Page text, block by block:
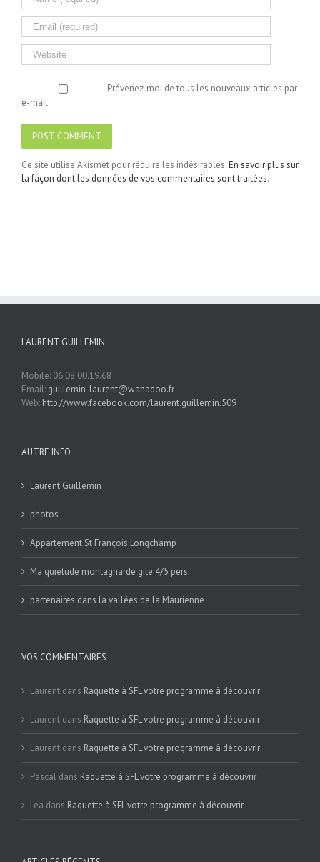
Prévenez-moi de tous les nouveaux articles par
e-mail.
Ce site utilise Akismet pour réduire les indésirables.En savoir plus sur
la façon dont les données de vos commentaires sont traitées.
LAURENT GUILLEMIN
Mobile: 06.08.00.19.68
Email: guillemin-laurent@wanadoo.fr
Web: http://www.facebook.com/laurent.guillemin.509
AUTRE INFO
Laurent Guillemin
photos
Appartement St François Longchamp
Ma quiétude montagnarde gite 4/5 pers
partenaires dans la vallées de la Maurienne
VOS COMMENTAIRES
Laurent dans Raquette à SFL votre programme à découvrir
Laurent dans Raquette à SFL votre programme à découvrir
Laurent dans Raquette à SFL votre programme à découvrir
Pascal dans Raquette à SFL votre programme à découvrir
Lea dans Raquette à SFL votre programme à découvrir